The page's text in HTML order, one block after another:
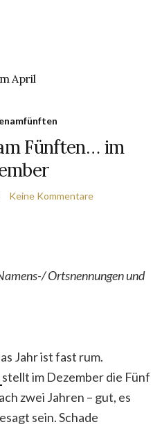
April
Fünften… im
Keine Kommentare
Ortsnennungen und
Jahr ist fast rum.
stellt im Dezember die Fünf
zwei Jahren – gut, es
sein. Schade